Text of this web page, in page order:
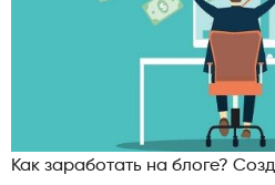
Как заработать на блоге?